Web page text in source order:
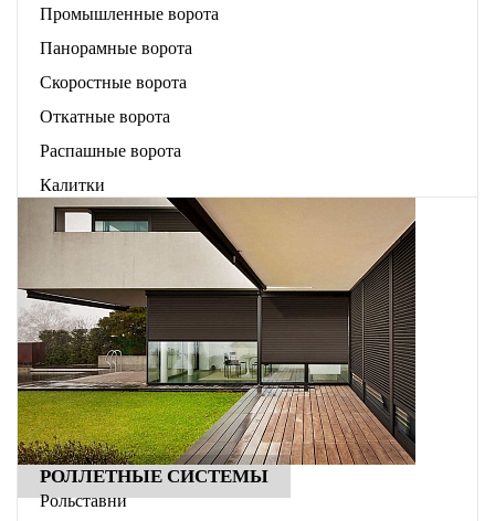
Промышленные ворота
Панорамные ворота
Скоростные ворота
Откатные ворота
Распашные ворота
Калитки
РОЛЛЕТНЫЕ СИСТЕМЫ
Рольставни